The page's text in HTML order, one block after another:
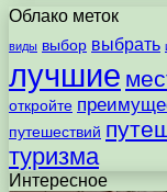
Облако меток
виды выбор выбрать
лучшие
откройте
путешествий
туризма
Интересное